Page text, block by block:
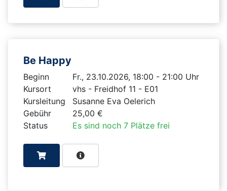
Be Happy
Beginn
Fr., 23.10.2026, 18:00 - 21:00 Uhr
Kursort
vhs - Freidhof 11 - E01
Kursleitung
Susanne Eva Oelerich
Gebühr
25,00 €
Status
Es sind noch 7 Plätze frei